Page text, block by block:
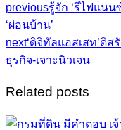
previousรู้จัก ‘รีไฟแนน
‘ผ่อนบ้าน’
next‘ดิจิทัลแอสเสท’ดิ
ธุรกิจ-เจาะนิวเจน
Related posts